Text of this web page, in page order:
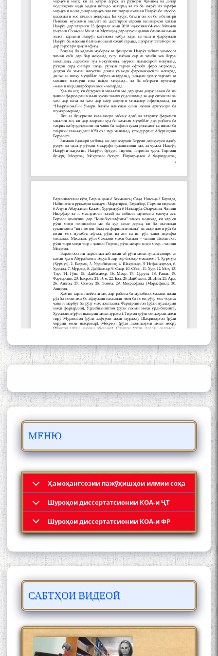
МЕНЮ
Ҳамоҳангсозии пажӯҳишҳои илмии соҳа
Шyроҳои диссертатсионии КОА-и ҶТ
Шyроҳои диссертатсионии КОА-и ФР
САБТҲОИ ВИДЕОӢ
Сухбати навқаламон бо
Муъмин Қаноат\Meeting of
young talents with Mumyin
Kanoat
The Persian Gulf Beautiful
poetry from Устод Мумин
Қаноат (Ustod Mumin Qanoat)
and Master Mehryar
of the name of the Persian
Сайри Дарвоз бо Мӯъмин
Қаноат: Чанор ҳам "гап"
мезанад
ШАРҲИ МУЛОҚОТ БО АҲЛИ
ИЛМ ВА МАОРИФИ КИШВАР
АКАДЕМИЯИ МИЛЛИИ
ИЛМҲОИ ТОҶИКИСТОН
БО 4 000 000 СОМОНӢ
МӮЪМИН ҚАНОАТ СОХТА
Кадамчо Худои Шарифзода
Сайре дар Осорхона
Муҳаммадҷон Раҳимӣ